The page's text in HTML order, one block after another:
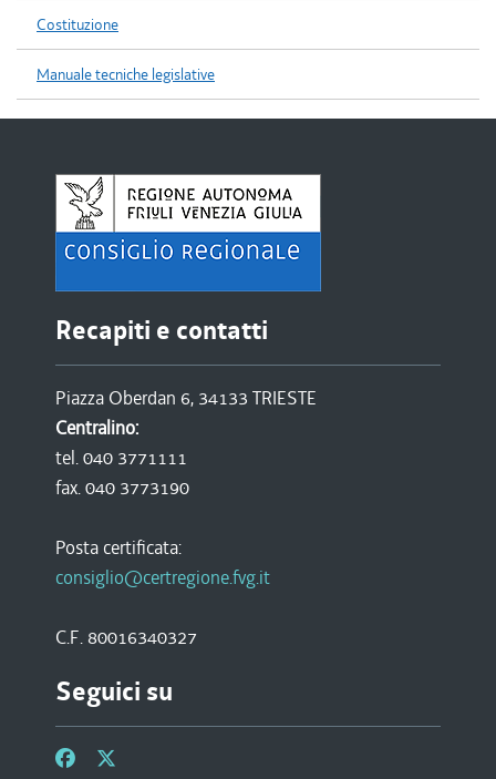
Costituzione
Manuale tecniche legislative
Recapiti e contatti
Piazza Oberdan 6, 34133 TRIESTE
Centralino:
tel. 040 3771111
fax. 040 3773190
Posta certificata:
consiglio@certregione.fvg.it
C.F. 80016340327
Seguici su